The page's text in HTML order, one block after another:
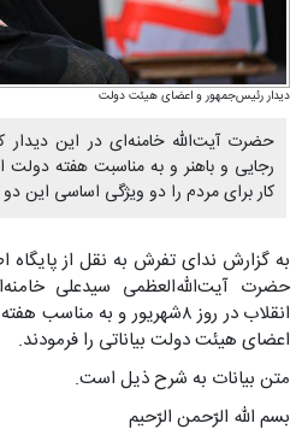
دیدار رئیس‌جمهور و اعضای هیئت دولت
حضرت آیت‌الله خامنه‌ای در این
رجایی و باهنر و به مناسبت هفته
کار برای مردم را دو ویژگی اساسی این دو
به گزارش ندای تفرش به نقل از پایگاه
حضرت آیت‌الله‌العظمی سیدعلی
انقلاب در روز ۸شهریور و به
اعضای هیئت دولت بیاناتی را فرمودند.
متن بیانات به شرح ذیل است.
بسم الله الرّحمن الرّحیم